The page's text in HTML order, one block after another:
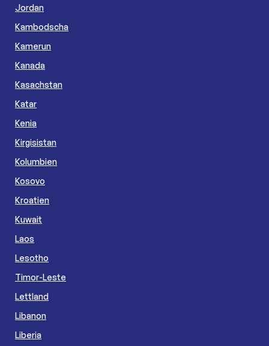
Jordan
Kambodscha
Kamerun
Kanada
Kasachstan
Katar
Kenia
Kirgisistan
Kolumbien
Kosovo
Kroatien
Kuwait
Laos
Lesotho
Timor-Leste
Lettland
Libanon
Liberia